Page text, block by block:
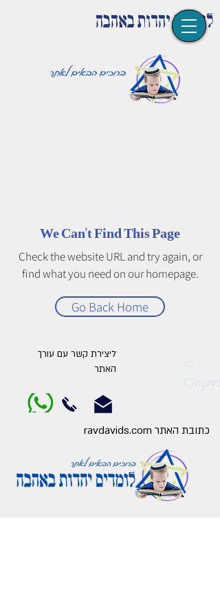
לומדים יהדות באהבה
We Can’t Find This Page
Check the website URL and try again, or
find what you need on our homepage.
Go Back Home
ליצירת קשר עם עורך
האתר
כתובת האתר ravdavids.com